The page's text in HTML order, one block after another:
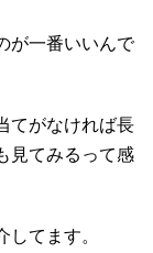
が一番いいんで
てがなければ長
見てみるって感
てます。